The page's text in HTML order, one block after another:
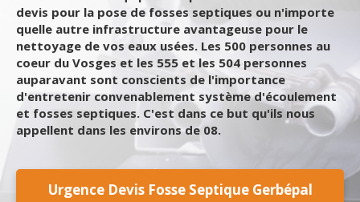
devis pour la pose de fosses septiques ou n'importe
quelle autre infrastructure avantageuse pour le
nettoyage de vos eaux usées. Les 500 personnes au
coeur du Vosges et les 555 et les 504 personnes
auparavant sont conscients de l'importance
d'entretenir convenablement système d'écoulement
et fosses septiques. C'est dans ce but qu'ils nous
appellent dans les environs de 08.
Urgence Devis Fosse Septique Gerbépal